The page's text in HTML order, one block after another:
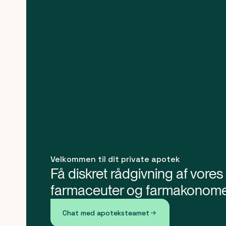
Velkommen til dit private apotek
Få diskret rådgivning af vores
farmaceuter og
Chat med apoteksteamet